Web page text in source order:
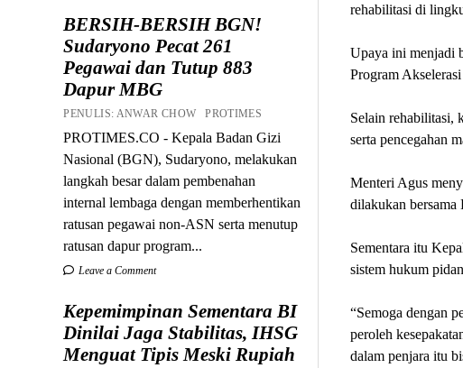
BERSIH-BERSIH BGN!
Sudaryono Pecat 261
Pegawai dan Tutup 883
Dapur MBG
PENULIS: ANWAR CHOW PROTIMES
PROTIMES.CO - Kepala Badan Gizi
Nasional (BGN), Sudaryono, melakukan
langkah besar dalam pembenahan
internal lembaga dengan memberhentikan
ratusan pegawai non-ASN serta menutup
ratusan dapur program...
Leave a Comment
Kepemimpinan Sementara BI
Dinilai Jaga Stabilitas, IHSG
Menguat Tipis Meski Rupiah
rehabilitasi di
Upaya ini menjadi
Program
Selain rehabilitasi,
serta pencegahan
Menteri Agus
dilakukan bersama
Sementara itu
sistem hukum
“Semoga dengan
peroleh
dalam penjara itu